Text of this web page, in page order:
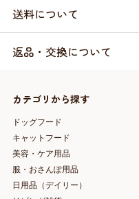
送料について
返品・交換について
カテゴリから探す
ドッグフード
キャットフード
美容・ケア用品
服・おさんぽ用品
日用品（デイリー）